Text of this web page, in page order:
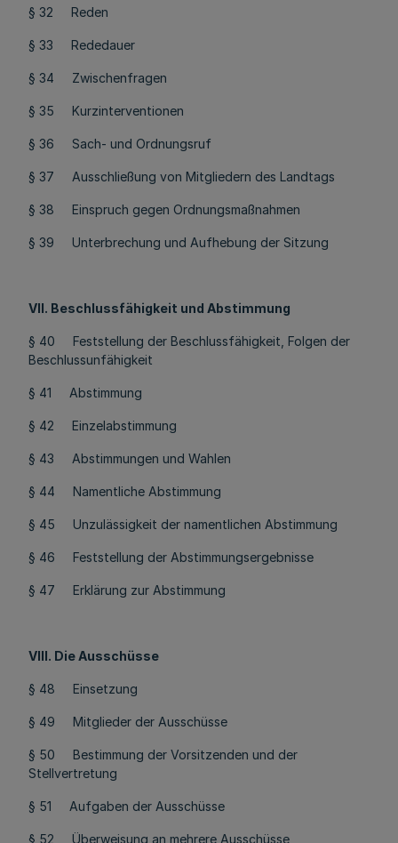
§ 32 Reden
§ 33 Rededauer
§ 34 Zwischenfragen
§ 35 Kurzinterventionen
§ 36 Sach- und Ordnungsruf
§ 37 Ausschließung von Mitgliedern des Landtags
§ 38 Einspruch gegen Ordnungsmaßnahmen
§ 39 Unterbrechung und Aufhebung der Sitzung
VII. Beschlussfähigkeit und Abstimmung
§ 40 Feststellung der Beschlussfähigkeit, Folgen der
Beschlussunfähigkeit
§ 41 Abstimmung
§ 42 Einzelabstimmung
§ 43 Abstimmungen und Wahlen
§ 44 Namentliche Abstimmung
§ 45 Unzulässigkeit der namentlichen Abstimmung
§ 46 Feststellung der Abstimmungsergebnisse
§ 47 Erklärung zur Abstimmung
VIII. Die Ausschüsse
§ 48 Einsetzung
§ 49 Mitglieder der Ausschüsse
§ 50 Bestimmung der Vorsitzenden und der
Stellvertretung
§ 51 Aufgaben der Ausschüsse
§ 52 Überweisung an mehrere Ausschüsse